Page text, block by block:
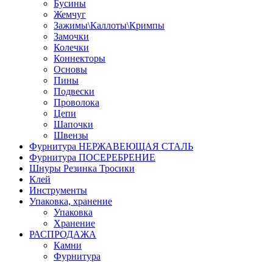
Бусины
Жемчуг
Зажимы\Каллоты\Кримпы
Замочки
Колечки
Коннекторы
Основы
Пины
Подвески
Проволока
Цепи
Шапочки
Швензы
Фурнитура НЕРЖАВЕЮЩАЯ СТАЛЬ
Фурнитура ПОСЕРЕБРЕНИЕ
Шнуры Резинка Тросики
Клей
Инструменты
Упаковка, хранение
Упаковка
Хранение
РАСПРОДАЖА
Камни
Фурнитура